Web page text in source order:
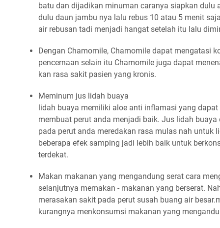
batu dan dijadikan minuman caranya siapkan dulu
dulu daun jambu nya lalu rebus 10 atau 5 menit
air rebusan tadi menjadi hangat setelah itu lalu
Dengan Chamomile, Chamomile dapat mengatasi
pencernaan selain itu Chamomile juga dapat
kan rasa sakit pasien yang kronis.
Meminum jus lidah buaya
lidah buaya memiliki aloe anti inflamasi yang
membuat perut anda menjadi baik. Jus lidah
pada perut anda meredakan rasa mulas nah untuk
beberapa efek samping jadi lebih baik untuk
terdekat.
Makan makanan yang mengandung serat cara
selanjutnya memakan - makanan yang berserat.
merasakan sakit pada perut susah buang air
kurangnya menkonsumsi makanan yang